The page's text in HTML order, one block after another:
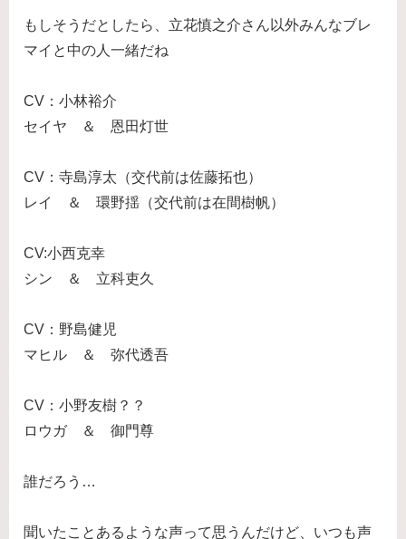
もしそうだとしたら、立花慎之介さん以外みんなブレ
マイと中の人一緒だね
CV：小林裕介
セイヤ ＆ 恩田灯世
CV：寺島淳太（交代前は佐藤拓也）
レイ ＆ 環野揺（交代前は在間樹帆）
CV:小西克幸
シン ＆ 立科吏久
CV：野島健児
マヒル ＆ 弥代透吾
CV：小野友樹？？
ロウガ ＆ 御門尊
誰だろう…
聞いたことあるような声って思うんだけど、いつも声